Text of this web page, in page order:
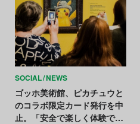
SOCIAL NEWS
ゴッホ美術館、ピカチュウと
のコラボ限定カード発行を中
止。「安全で楽しく体験でき